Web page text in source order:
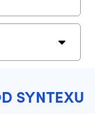
SYNTEXU